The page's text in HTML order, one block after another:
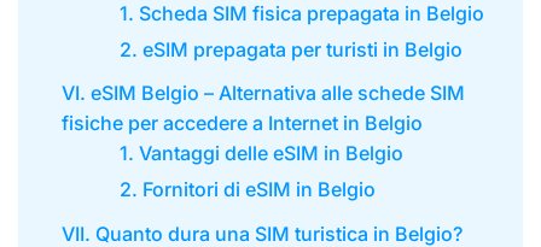
1. Scheda SIM fisica prepagata in Belgio
2. eSIM prepagata per turisti in Belgio
VI. eSIM Belgio – Alternativa alle schede SIM
fisiche per accedere a Internet in Belgio
1. Vantaggi delle eSIM in Belgio
2. Fornitori di eSIM in Belgio
VII. Quanto dura una SIM turistica in Belgio?